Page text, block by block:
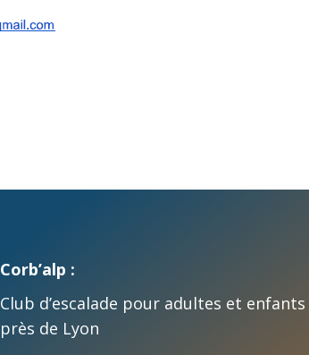
Corb’alp :
Club d’escalade pour adultes et enfants
près de Lyon